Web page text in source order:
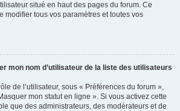
situé en haut des pages du forum. Ce
modifier tous vos paramètres et toutes vos
mon nom d’utilisateur de la liste des utilisateurs
de l’utilisateur, sous « Préférences du forum »,
mon statut en ligne ». Si vous activez cette
que des administrateurs, des modérateurs et de